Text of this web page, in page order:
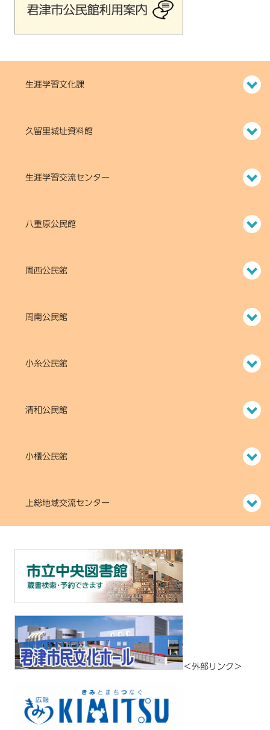
生涯学習文化課
久留里城址資料館
生涯学習交流センター
八重原公民館
周西公民館
周南公民館
小糸公民館
清和公民館
小櫃公民館
上総地域交流センター
＜外部リンク＞